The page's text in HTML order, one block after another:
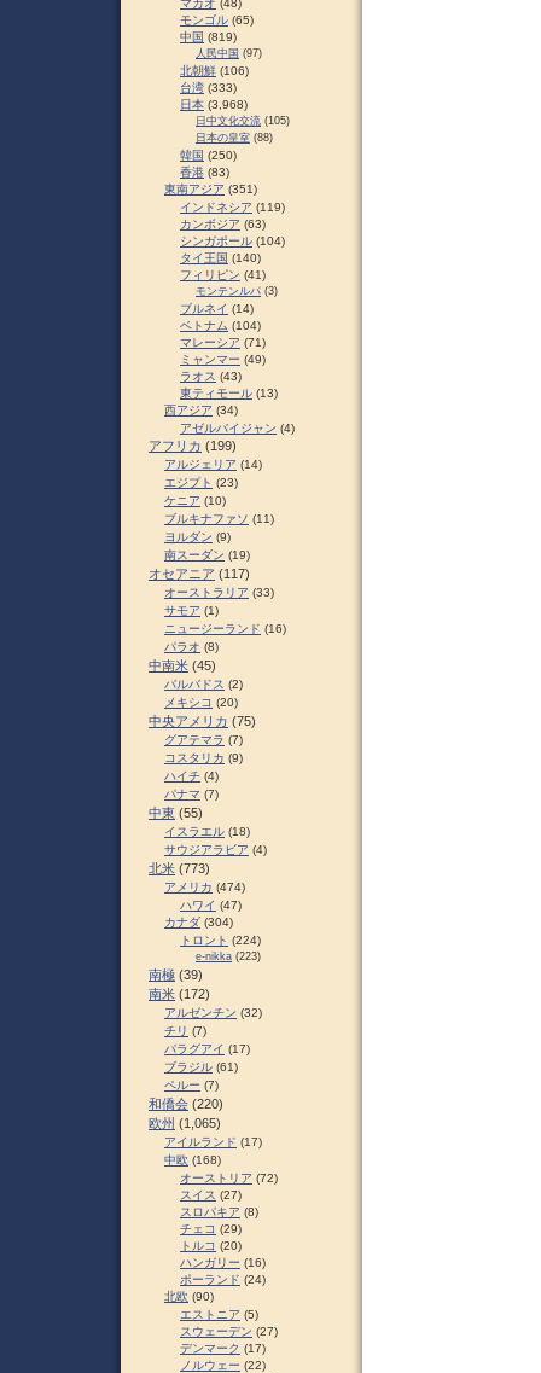
マカオ (48)
モンゴル (65)
中国 (819)
人民中国 (97)
北朝鮮 (106)
台湾 (333)
日本 (3,968)
日中文化交流 (105)
日本の皇室 (88)
韓国 (250)
香港 (83)
東南アジア (351)
インドネシア (119)
カンボジア (63)
シンガポール (104)
タイ王国 (140)
フィリピン (41)
モンテンルパ (3)
ブルネイ (14)
ベトナム (104)
マレーシア (71)
ミャンマー (49)
ラオス (43)
東ティモール (13)
西アジア (34)
アゼルバイジャン (4)
アフリカ (199)
アルジェリア (14)
エジプト (23)
ケニア (10)
ブルキナファソ (11)
ヨルダン (9)
南スーダン (19)
オセアニア (117)
オーストラリア (33)
サモア (1)
ニュージーランド (16)
パラオ (8)
中南米 (45)
バルバドス (2)
メキシコ (20)
中央アメリカ (75)
グアテマラ (7)
コスタリカ (9)
ハイチ (4)
パナマ (7)
中東 (55)
イスラエル (18)
サウジアラビア (4)
北米 (773)
アメリカ (474)
ハワイ (47)
カナダ (304)
トロント (224)
e-nikka (223)
南極 (39)
南米 (172)
アルゼンチン (32)
チリ (7)
パラグアイ (17)
ブラジル (61)
ペルー (7)
和僑会 (220)
欧州 (1,065)
アイルランド (17)
中欧 (168)
オーストリア (72)
スイス (27)
スロパキア (8)
チェコ (29)
トルコ (20)
ハンガリー (16)
ポーランド (24)
北欧 (90)
エストニア (5)
スウェーデン (27)
デンマーク (17)
ノルウェー (22)